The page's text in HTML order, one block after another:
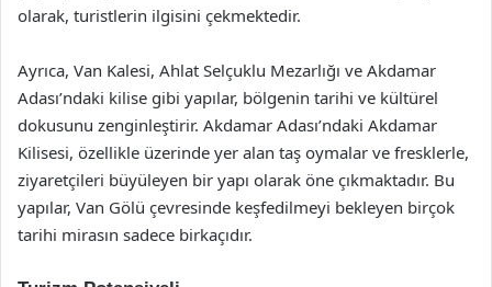
olarak, turistlerin ilgisini çekmektedir.
Ayrıca, Van Kalesi, Ahlat Selçuklu Mezarlığı ve Akdamar
Adası’ndaki kilise gibi yapılar, bölgenin tarihi ve kültürel
dokusunu zenginleştirir. Akdamar Adası’ndaki Akdamar
Kilisesi, özellikle üzerinde yer alan taş oymalar ve fresklerle,
ziyaretçileri büyüleyen bir yapı olarak öne çıkmaktadır. Bu
yapılar, Van Gölü çevresinde keşfedilmeyi bekleyen birçok
tarihi mirasın sadece birkaçıdır.